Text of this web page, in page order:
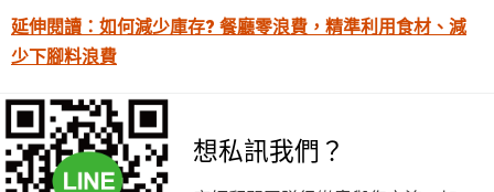
延伸閱讀：如何減少庫存? 餐廳零浪費，精準利用食材、減
少下腳料浪費
想私訊我們？